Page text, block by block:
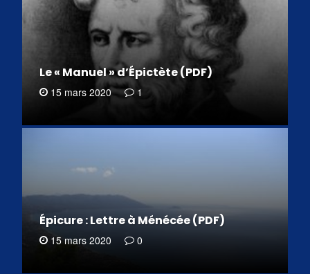
Le « Manuel » d’Épictète (PDF)
15 mars 2020 1
Épicure : Lettre à Ménécée (PDF)
15 mars 2020 0